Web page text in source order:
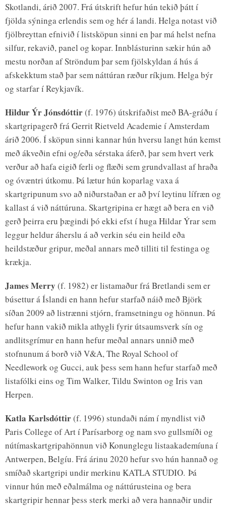
Skotlandi, árið 2007. Frá útskrift hefur hún tekið þátt í
fjölda sýninga erlendis sem og hér á landi. Helga notast við
fjölbreyttan efnivið í listsköpun sinni en þar má helst nefna
silfur, rekavið, panel og kopar. Innblásturinn sækir hún að
mestu norðan af Ströndum þar sem fjölskyldan á hús á
afskekktum stað þar sem náttúran ræður ríkjum. Helga býr
og starfar í Reykjavík.
Hildur Ýr Jónsdóttir(f. 1976) útskrifaðist með BA-gráðu í
skartgripagerð frá Gerrit Rietveld Academie í Amsterdam
árið 2006. Í sköpun sinni kannar hún hversu langt hún kemst
með ákveðin efni og/eða sérstaka áferð, þar sem hvert verk
verður að hafa eigið ferli og flæði sem grundvallast af hraða
og óvæntri útkomu. Þá lætur hún koparlag vaxa á
skartgripunum svo að niðurstaðan er að því leytinu lífræn og
kallast á við náttúruna. Skartgripina er hægt að bera en við
gerð þeirra eru þægindi þó ekki efst í huga Hildar Ýrar sem
leggur heldur áherslu á að verkin séu ein heild eða
heildstæður gripur, meðal annars með tilliti til festinga og
krækja.
James Merry (f. 1982) er listamaður frá Bretlandi sem er
búsettur á Íslandi en hann hefur starfað náið með Björk
síðan 2009 að listrænni stjórn, framsetningu og hönnun. Þá
hefur hann vakið mikla athygli fyrir útsaumsverk sín og
andlitsgrímur en hann hefur meðal annars unnið með
stofnunum á borð við V&A, The Royal School of
Needlework og Gucci, auk þess sem hann hefur starfað með
listafólki eins og Tim Walker, Tildu Swinton og Iris van
Herpen.
Katla Karlsdóttir(f. 1996) stundaði nám í myndlist við
Paris College of Art í Parísarborg og nam svo gullsmíði og
nútímaskartgripahönnun við Konunglegu listaakademíuna í
Antwerpen, Belgíu. Frá árinu 2020 hefur svo hún hannað og
smíðað skartgripi undir merkinu KATLA STUDIO. Þá
vinnur hún með eðalmálma og náttúrusteina og bera
skartgripir hennar þess sterk merki að vera hannaðir undir